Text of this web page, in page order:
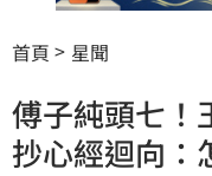
首頁 星聞
傅子純頭七
抄心經迴向：